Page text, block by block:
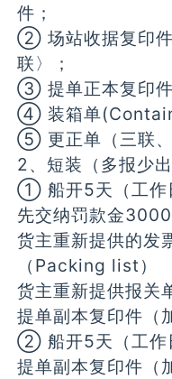
件；
② 场站收据复印件
联〉；
③ 提单正本复印
④ 装箱单
⑤ 更正单（三联
2、短装（多报少
① 船开5天（工作
先交纳罚款金
货主重新提供的发
（Packing list）
货主重新提供报关
提单副本复印件（
② 船开5天（工作
提单副本复印件（